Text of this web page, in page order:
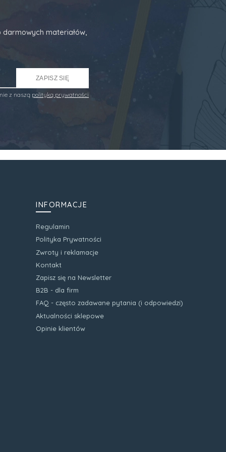
materiałów,
ZAPISZ SIĘ
z naszą polityką prywatności
INFORMACJE
Regulamin
Polityka Prywatności
Zwroty i reklamacje
Kontakt
Zapisz się na Newsletter
B2B - dla firm
FAQ - często zadawane pytania (i odpowiedzi)
Aktualności sklepowe
Opinie klientów